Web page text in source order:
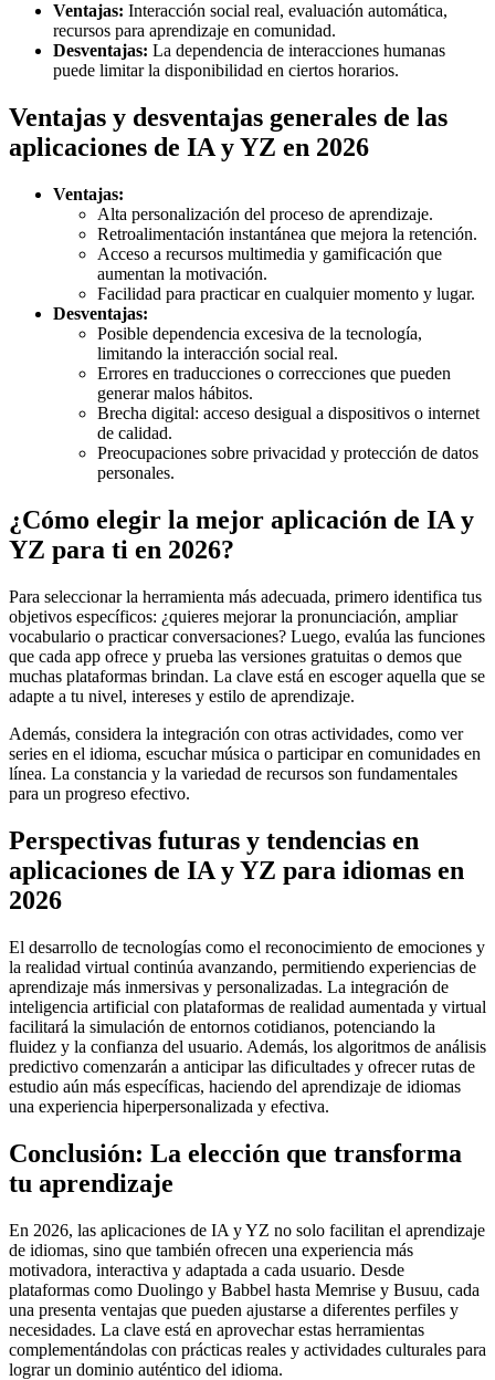
Ventajas: Interacción social real, evaluación automática,
recursos para aprendizaje en comunidad.
Desventajas: La dependencia de interacciones humanas
puede limitar la disponibilidad en ciertos horarios.
Ventajas y desventajas generales de las
aplicaciones de IA y YZ en 2026
Ventajas:
Alta personalización del proceso de aprendizaje.
Retroalimentación instantánea que mejora la retención.
Acceso a recursos multimedia y gamificación que
aumentan la motivación.
Facilidad para practicar en cualquier momento y lugar.
Desventajas:
Posible dependencia excesiva de la tecnología,
limitando la interacción social real.
Errores en traducciones o correcciones que pueden
generar malos hábitos.
Brecha digital: acceso desigual a dispositivos o internet
de calidad.
Preocupaciones sobre privacidad y protección de datos
personales.
¿Cómo elegir la mejor aplicación de IA y
YZ para ti en 2026?
Para seleccionar la herramienta más adecuada, primero identifica tus
objetivos específicos: ¿quieres mejorar la pronunciación, ampliar
vocabulario o practicar conversaciones? Luego, evalúa las funciones
que cada app ofrece y prueba las versiones gratuitas o demos que
muchas plataformas brindan. La clave está en escoger aquella que se
adapte a tu nivel, intereses y estilo de aprendizaje.
Además, considera la integración con otras actividades, como ver
series en el idioma, escuchar música o participar en comunidades en
línea. La constancia y la variedad de recursos son fundamentales
para un progreso efectivo.
Perspectivas futuras y tendencias en
aplicaciones de IA y YZ para idiomas en
2026
El desarrollo de tecnologías como el reconocimiento de emociones y
la realidad virtual continúa avanzando, permitiendo experiencias de
aprendizaje más inmersivas y personalizadas. La integración de
inteligencia artificial con plataformas de realidad aumentada y virtual
facilitará la simulación de entornos cotidianos, potenciando la
fluidez y la confianza del usuario. Además, los algoritmos de análisis
predictivo comenzarán a anticipar las dificultades y ofrecer rutas de
estudio aún más específicas, haciendo del aprendizaje de idiomas
una experiencia hiperpersonalizada y efectiva.
Conclusión: La elección que transforma
tu aprendizaje
En 2026, las aplicaciones de IA y YZ no solo facilitan el aprendizaje
de idiomas, sino que también ofrecen una experiencia más
motivadora, interactiva y adaptada a cada usuario. Desde
plataformas como Duolingo y Babbel hasta Memrise y Busuu, cada
una presenta ventajas que pueden ajustarse a diferentes perfiles y
necesidades. La clave está en aprovechar estas herramientas
complementándolas con prácticas reales y actividades culturales para
lograr un dominio auténtico del idioma.